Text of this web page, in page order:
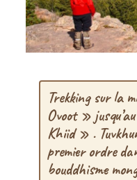
Trekking sur la
Ovoot »
Khiid » .
premier ordre
bouddhisme